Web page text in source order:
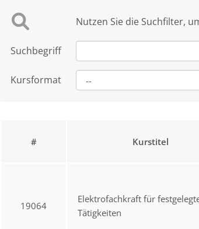
Nutzen Sie die Suchfilter,
Suchbegriff
Kursformat
# Kurstitel
19064
Elektrofachkraft für
Tätigkeiten